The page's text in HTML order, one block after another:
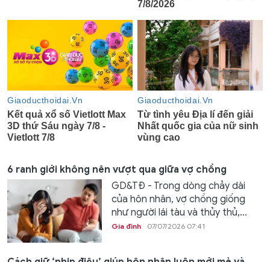
6 ranh giới không nên vượt qua giữa vợ chồng
GD&TĐ - Trong dòng chảy dài
của hôn nhân, vợ chồng giống
như người lái tàu và thủy thủ,...
Gia đình 07/07/2026 07:41